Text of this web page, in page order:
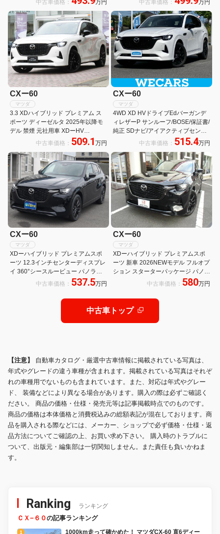
テム/シート ハーフレザー/電動バッ
クドア
中古車価格： 万円
中古車価格：
万円
CXー60
マツダ
3.3 XDハイブリッド プレミアム ス
ポーツ ディーゼルタ 2025年以降モ
デル 禁煙 元社用車 XDーHV
Premium Sports タン内装 BOSE サ
ETC2.0
中古車価格： 509.1 万円
CXー60
マツダ
4WD XD HVドライブEdバーガンデ
ィレザーP サンルーフ/BOSE/保証書/
純正 SDナビ/アイアクティブセンス
(マツダ)/シートヒーター 全席/360°
ビューモニター/車線逸脱防止支援シ
ステム/シート 合皮/電動バックドア
中古車価格： 515.4万円
CXー60
マツダ
XDーハイブリッド プレミアムスポ
ーツ 12.3インチセンターディスプレ
イ 360°シースルービュー パノラマ
サンルーフ ナッパレザーシート アダ
シティーブレーキサポート ステアリ
中古車価格： 537.5万円
CXー60
マツダ
XDーハイブリッド プレミアムスポ
ーツ 新車 2026NEWモデル フルオプ
ション スターターパッケージ パノラ
マサンルーフ BOSEサウンド
中古車価格： 580万円
中古車トップ
【注意】 自動車カタログ・厳選中古車情報に掲載されている写真は、
年式やグレードの違う車種が含まれます。掲載されている写真はそれぞ
れの車種用でないものも含まれています。また、対応は年式やグレー
ド、 装備などにより異なる場合があります。購入の際は必ずご確認く
ださい。 商品の価格・仕様・発売元等は記事掲載時点でのものです。
商品の価格は本体価格と消費税込みの総額表記が混在しております。商
品を購入される際などには、メーカー、ショップで必ず価格・仕様・返
品方法についてご確認の上、お買い求め下さい。 購入時のトラブルに
ついて、出版元・編集部は一切関知しません。また責任も負いかねま
す。
Ranking ランキング
ＣＸ−６０の記事ランキング
1000km走って確かめた！ マツダCX-60 直6ディー